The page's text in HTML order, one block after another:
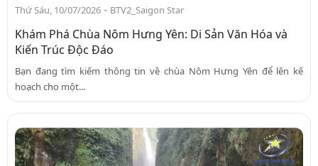
Thứ Sáu, 10/07/2026 - BTV2_Saigon Star
Khám Phá Chùa Nôm Hưng Yên: Di Sản Văn Hóa và
Kiến Trúc Độc Đáo
Bạn đang tìm kiếm thông tin về chùa Nôm Hưng Yên để lên kế
hoạch cho một...